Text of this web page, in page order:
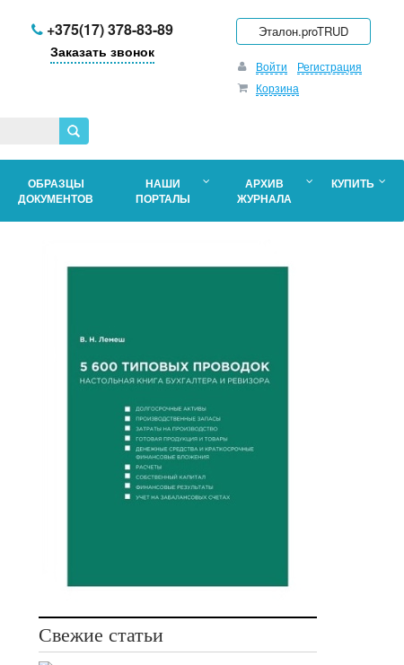
+375(17) 378-83-89
Заказать звонок
Эталон.proTRUD
Войти
Регистрация
Корзина
ОБРАЗЦЫ
ДОКУМЕНТОВ
НАШИ
ПОРТАЛЫ
АРХИВ
ЖУРНАЛА
КУПИТЬ
Свежие статьи